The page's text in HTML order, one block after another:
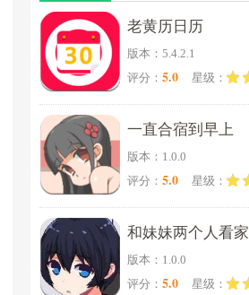
老黄历日历
版本：5.4.2.1
评分： 5.0 星级：
一直合宿到早上
版本：1.0.0
评分： 5.0 星级：
和妹妹两个人看家
版本：1.0.0
评分： 5.0 星级：